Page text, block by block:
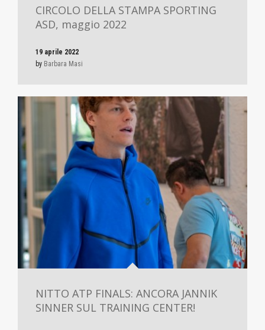
CIRCOLO DELLA STAMPA SPORTING
ASD, maggio 2022
19 aprile 2022
by Barbara Masi
NITTO ATP FINALS: ANCORA JANNIK
SINNER SUL TRAINING CENTER!